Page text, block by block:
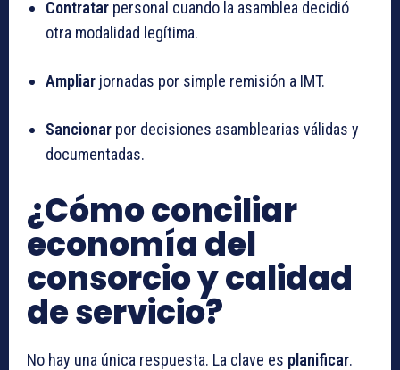
Contratar personal cuando la asamblea decidió
otra modalidad legítima.
Ampliar jornadas por simple remisión a IMT.
Sancionar por decisiones asamblearias válidas y
documentadas.
¿Cómo conciliar
economía del
consorcio y calidad
de servicio?
No hay una única respuesta. La clave es planificar.